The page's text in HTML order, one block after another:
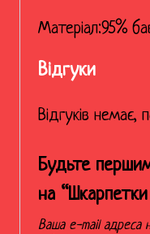
Матеріал:95%
Відгуки
Відгуків немає,
Будьте
на
Ваша e-mail адреса